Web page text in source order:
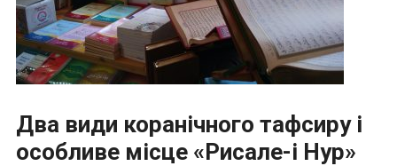
Два види коранічного тафсиру і
особливе місце «Рисале-і Нур»